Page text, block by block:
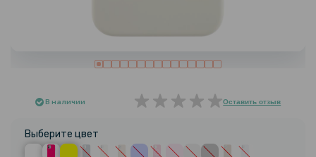
В наличии Оставить отзыв
Выберите цвет